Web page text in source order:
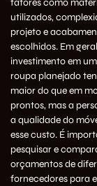
utilizados,
projeto e
escolhidos. Em
investimento em
roupa planejado
maior do que em
prontos, mas a
a qualidade do
esse custo. É
pesquisar e
orçamentos de
fornecedores para